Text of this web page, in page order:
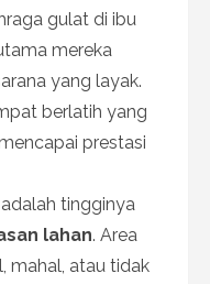
gulat di ibu
mereka
yang layak.
berlatih yang
prestasi
tingginya
lahan. Area
mahal, atau tidak